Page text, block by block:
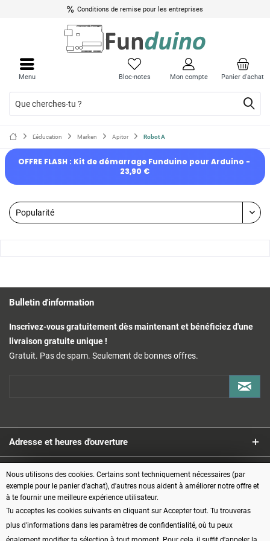
Conditions de remise pour les entreprises
Panier d'achat
Bloc-notes Mon compte
Menu
L'éducation Marken Apitor Robot A
OFFRE FLASH : Kit de démarrage Funduino pour Arduino -
23,90 €
Bulletin d'information
Inscrivez-vous gratuitement dès maintenant et bénéficiez d'une
livraison gratuite unique !
Gratuit. Pas de spam. Seulement de bonnes offres.
Adresse et heures d'ouverture
Service
Informations
Modes de paiement
Nous utilisons des cookies. Certains sont techniquement nécessaires (par
exemple pour le panier d'achat), d'autres nous aident à améliorer notre offre et
à te fournir une meilleure expérience utilisateur.
Tu acceptes les cookies suivants en cliquant sur Accepter tout. Tu trouveras
plus d'informations dans les paramètres de confidentialité, où tu peux